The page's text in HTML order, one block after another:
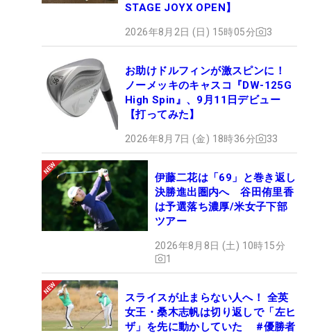
STAGE JOYX OPEN】
2026年8月2日 (日) 15時05分 3
お助けドルフィンが激スピンに！
ノーメッキのキャスコ『DW-125G
High Spin』、9月11日デビュー
【打ってみた】
2026年8月7日 (金) 18時36分 33
伊藤二花は「69」と巻き返し
決勝進出圏内へ 谷田侑里香
は予選落ち濃厚/米女子下部
ツアー
2026年8月8日 (土) 10時15分
1
スライスが止まらない人へ！ 全英
女王・桑木志帆は切り返しで「左ヒ
ザ」を先に動かしていた #優勝者